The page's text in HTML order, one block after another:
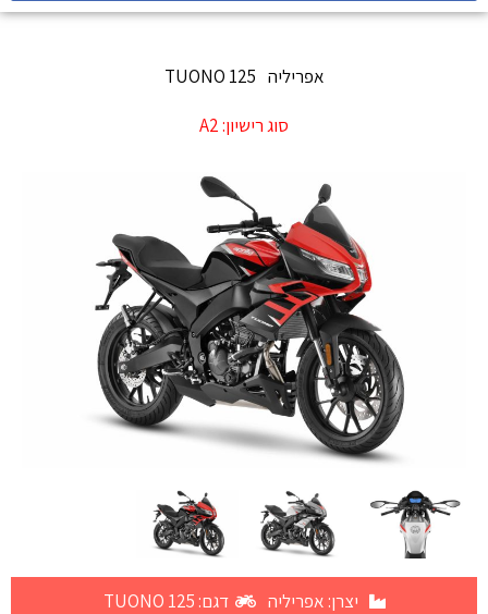
אפריליה TUONO 125
סוג רישיון:A2
יצרן: אפריליה
דגם: TUONO 125